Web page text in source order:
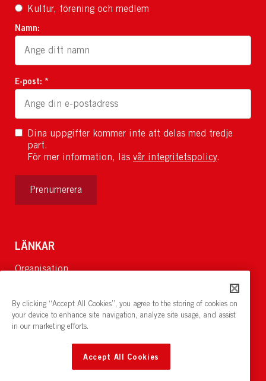
Kultur, förening och medlem
Namn:
E-post: *
Dina uppgifter kommer inte att delas med tredje
part.
För mer information, läs vår integritetspolicy.
Prenumerera
LÄNKAR
Organisation
Lediga jobb
Nyheter och pressrum
Restaurang och konferens: cirkelnstockholm.se
By clicking “Accept All Cookies”, you agree to the storing of cookies on
your device to enhance site navigation, analyze site usage, and assist
in our marketing efforts.
Accept All Cookies